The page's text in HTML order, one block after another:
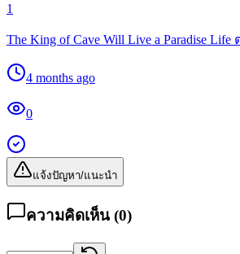
1
The King of Cave Will Live a Paradise Life
4 months ago
0
แจ้งปัญหา/แนะนำ
ความคิดเห็น (0)